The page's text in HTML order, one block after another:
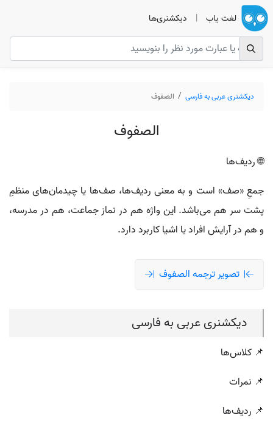
لغت یاب | دیکشنری‌ها
دیکشنری عربی به فارسی الصفوف
الصفوف
🌐 ردیف‌ها
جمعِ «صف» است و به معنی ردیف‌ها، صف‌ها یا چیدمان‌های منظمِ
پشت سر هم می‌باشد. این واژه هم در نماز جماعت، هم در مدرسه،
و هم در آرایش افراد یا اشیا کاربرد دارد.
تصویر ترجمه الصفوف
دیکشنری عربی به فارسی
📌 کلاس‌ها
📌 نمرات
📌 ردیف‌ها